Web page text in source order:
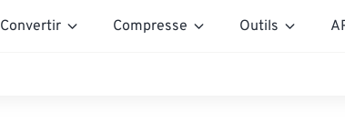
Convertir Compresse Outils